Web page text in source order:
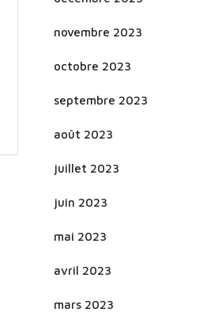
novembre 2023
octobre 2023
septembre 2023
août 2023
juillet 2023
juin 2023
mai 2023
avril 2023
mars 2023